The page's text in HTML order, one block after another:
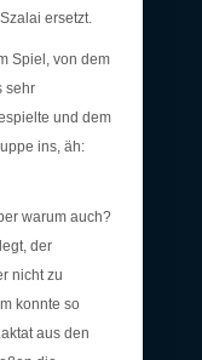
ersetzt.
Spiel, von dem
sehr
und dem
ins, äh:
warum auch?
der
nicht zu
konnte so
aus den